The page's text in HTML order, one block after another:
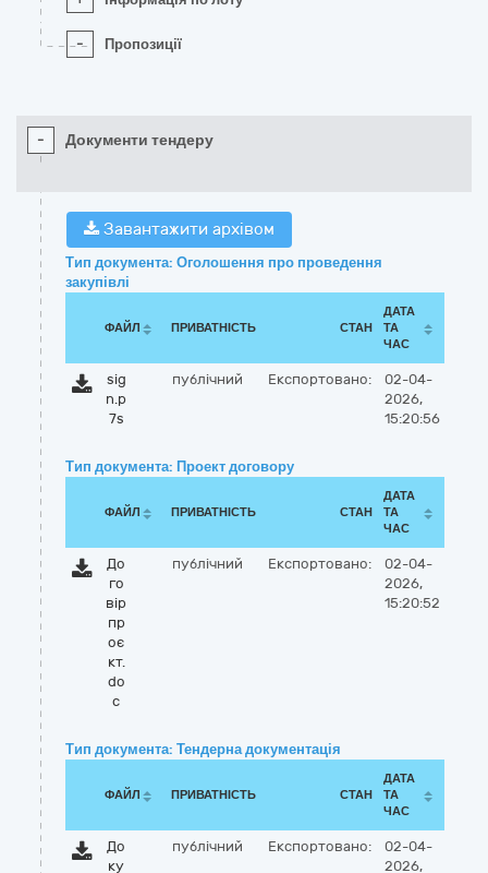
- Пропозиції
- Документи тендеру
Завантажити архівом
Тип документа: Оголошення про проведення
закупівлі
ФАЙЛ ПРИВАТНІСТЬ СТАН
ДАТА
ТА
ЧАС
sig
n.p
7s
публічний Експортовано:
02-04-
2026,
15:20:56
Тип документа: Проект договору
ФАЙЛ ПРИВАТНІСТЬ СТАН
ДАТА
ТА
ЧАС
До
го
вір
пр
оє
кт.
do
c
публічний Експортовано:
02-04-
2026,
15:20:52
Тип документа: Тендерна документація
ФАЙЛ ПРИВАТНІСТЬ СТАН
ДАТА
ТА
ЧАС
До
ку
публічний Експортовано:
02-04-
2026,